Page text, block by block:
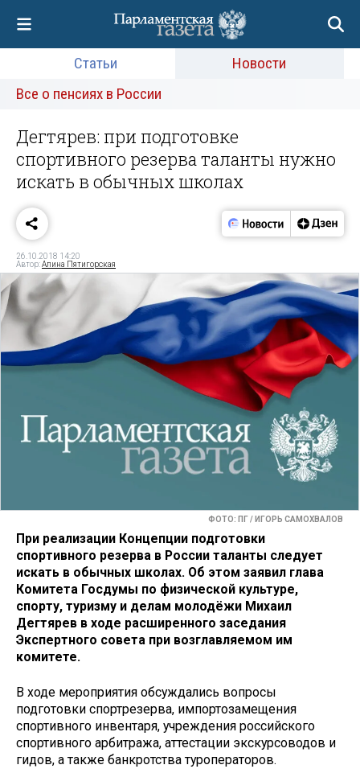
Статьи
Новости
Все о пенсиях в России
Дегтярев: при подготовке
спортивного резерва таланты нужно
искать в обычных школах
26.10.2018 14:20
Автор:Алина Пятигорская
ФОТО: ПГ / ИГОРЬ САМОХВАЛОВ
При реализации Концепции подготовки
спортивного резерва в России таланты следует
искать в обычных школах. Об этом заявил глава
Комитета Госдумы по физической культуре,
спорту, туризму и делам молодёжи Михаил
Дегтярев в ходе расширенного заседания
Экспертного совета при возглавляемом им
комитете.
В ходе мероприятия обсуждались вопросы
подготовки спортрезерва, импортозамещения
спортивного инвентаря, учреждения российского
спортивного арбитража, аттестации экскурсоводов и
гидов, а также банкротства туроператоров.